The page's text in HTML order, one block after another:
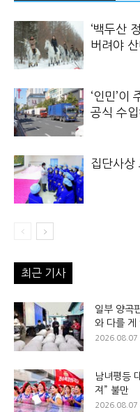
‘백두산
버려야
‘인민’이
공식 수
집단사상
최근 기사
일부 양곡
와 다를 게
2026.08.07
남녀평등
져” 불만
2026.08.07